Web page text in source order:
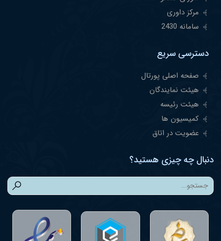
مرکز داوری
سامانه 2430
دسترسی سریع
صفحه اصلی پورتال
هیئت نمایندگان
هیئت رئیسه
کمیسیون ها
عضویت در اتاق
دنبال چه چیزی هستید؟